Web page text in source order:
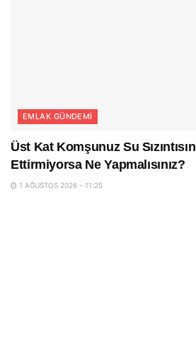
EMLAK GÜNDEMI
Üst Kat Komşunuz Su
Ettirmiyorsa Ne Yapmalısınız?
1 AĞUSTOS 2026 - 11:25